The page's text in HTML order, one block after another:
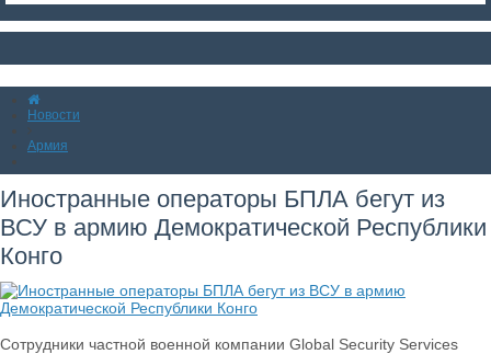
Новости
Армия
Иностранные операторы БПЛА бегут из
ВСУ в армию Демократической Республики
Конго
Сотрудники частной военной компании Global Security Services